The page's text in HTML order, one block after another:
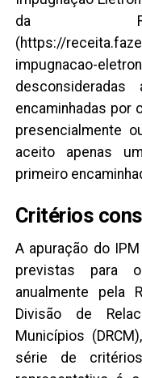
da
(https://
impugnacao-
encaminhadas por
presencialmente
aceito apenas
primeiro
Critérios
A apuração do
previstas para
anualmente pela
Divisão de
Municípios
série de